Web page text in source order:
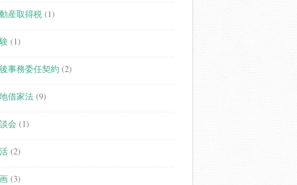
産取得税 (1)
(1)
事務委任契約 (2)
借家法 (9)
会 (1)
(2)
(3)